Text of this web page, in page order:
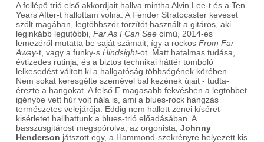
A fellépő trió első akkordjait hallva mintha Alvin Lee-t és a Ten
Years After-t hallottam volna. A Fender Stratocaster keveset
szólt magában, legtöbbször torzítót használt a gitáros, aki
leginkább legutóbbi, Far As I Can See című, 2014-es
lemezéről mutatta be saját számait, így a rockos From Far
Away-t, vagy a funky-s Hindsight-ot. Matt hatalmas tudása,
évtizedes rutinja, és a biztos technikai háttér tomboló
lelkesedést váltott ki a hallgatóság többségének körében.
Nem sokat keresgélte szemével bal kezének újait - tudta-
érezte a hangokat. A felső E magasabb fekvésben a legtöbbet
igénybe vett húr volt nála is, ami a blues-rock hangzás
természetes velejárója. Eddig nem hallott zenei kíséret-
kisérletet hallhattunk a blues-trió előadásában. A
basszusgitárost megspórolva, az orgonista, Johnny
Henderson játszott egy, a Hammond-szekrényre helyezett kis